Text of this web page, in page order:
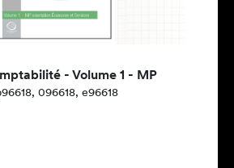
- Volume 1 - MP
096618, e96618